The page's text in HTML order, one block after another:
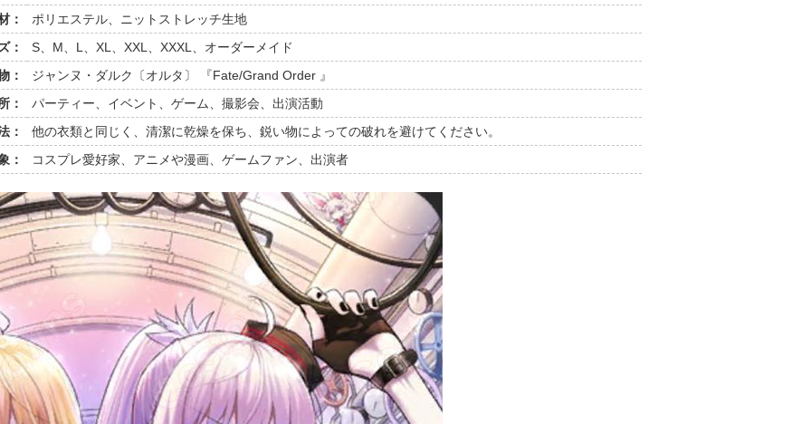
：
ポリエステル、ニットストレッチ生地
：
S、M、L、XL、XXL、XXXL、オーダーメイド
：
ジャンヌ・ダルク〔オルタ〕 『Fate/Grand Order 』
：
パーティー、イベント、ゲーム、撮影会、出演活動
：
他の衣類と同じく、清潔に乾燥を保ち、鋭い物によっての破れを避けてください。
：
コスプレ愛好家、アニメや漫画、ゲームファン、出演者